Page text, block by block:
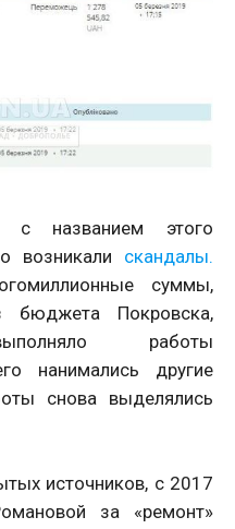
с названием этого
возникали скандалы.
суммы,
бюджета Покровска,
работы
нанимались другие
снова выделялись
источников, с 2017
за «ремонт»